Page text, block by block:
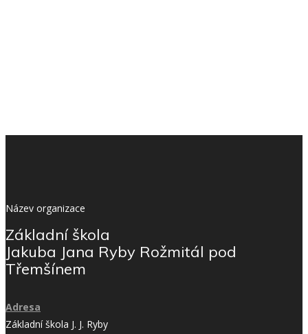
Název organizace
Základní škola
Jakuba Jana Ryby Rožmitál pod
Třemšínem
Adresa
Základní škola J. J. Ryby